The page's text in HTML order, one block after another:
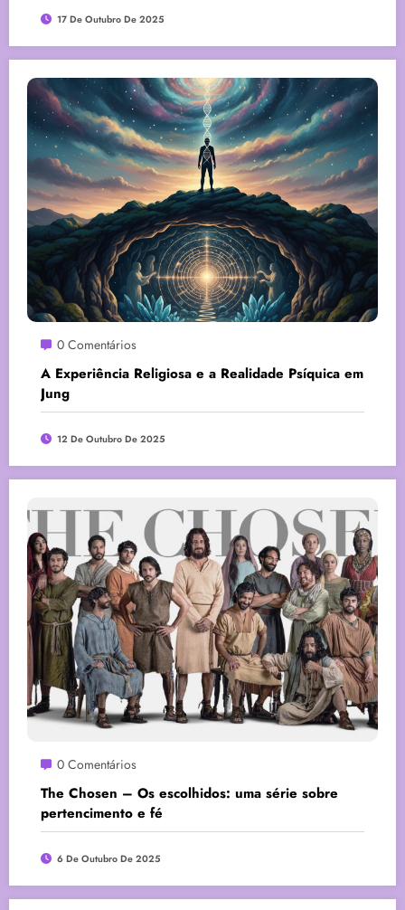
17 De Outubro De 2025
0 Comentários
A Experiência Religiosa e a Realidade Psíquica em
Jung
12 De Outubro De 2025
0 Comentários
The Chosen – Os escolhidos: uma série sobre
pertencimento e fé
6 De Outubro De 2025